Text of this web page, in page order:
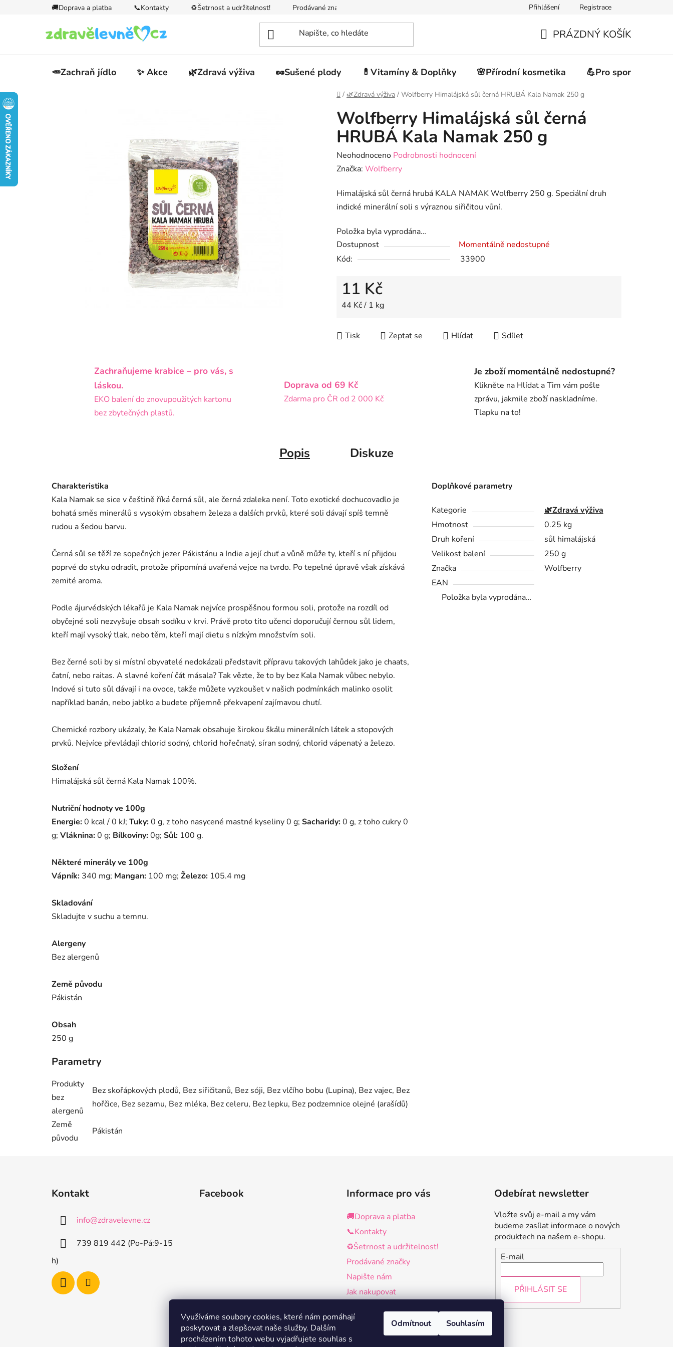
Využíváme soubory cookies, které nám pomáhají
poskytovat a zlepšovat naše služby. Dalším
procházením tohoto webu vyjadřujete souhlas s
Odmítnout Souhlasím
🚚Doprava a platba 📞Kontakty ♻️Šetrnost a udržitelnost! Prodávané značky Obchodní podmínky Podmínky ochrany osobních
Přihlášení Registrace
KOŠÍK
PRÁZDNÝ KOŠÍK
🥕Zachraň jídlo ✨ Akce 🌿Zdravá výživa 🥜Sušené plody 💊Vitamíny & Doplňky 🌸Přírodní kosmetika 💪Pro sportovce
Domů
/ 🌿Zdravá výživa / Wolfberry Himalájská sůl černá HRUBÁ Kala Namak 250 g
Wolfberry Himalájská sůl černá
HRUBÁ Kala Namak 250 g
Průměrné
hodnocení
je
0,0
5
hvězdiček.
Neohodnoceno Podrobnosti hodnocení
Značka: Wolfberry
Himalájská sůl černá hrubá KALA NAMAK Wolfberry 250 g. Speciální druh
indické minerální soli s výraznou siřičitou vůní.
Položka byla vyprodána…
Dostupnost
Momentálně nedostupné
Kód:
33900
11 Kč
Měrná cena:
44 Kč / 1 kg
Tisk Zeptat se Hlídat Sdílet
Zachraňujeme krabice – pro vás, s
láskou.
EKO balení do znovupoužitých kartonu
bez zbytečných plastů.
Doprava od 69 Kč
Zdarma pro ČR od 2 000 Kč
Je zboží momentálně nedostupné?
Klikněte na Hlídat a Tim vám pošle
zprávu, jakmile zboží naskladníme.
Tlapku na to!
Popis Diskuze
Charakteristika
Kala Namak se sice v češtině říká černá sůl, ale černá zdaleka není. Toto exotické dochucovadlo je
bohatá směs minerálů s vysokým obsahem železa a dalších prvků, které soli dávají spíš temně
rudou a šedou barvu.
Černá sůl se těží ze sopečných jezer Pákistánu a Indie a její chuť a vůně může ty, kteří s ní přijdou
poprvé do styku odradit, protože připomíná uvařená vejce na tvrdo. Po tepelné úpravě však získává
zemité aroma.
Podle ájurvédských lékařů je Kala Namak nejvíce prospěšnou formou soli, protože na rozdíl od
obyčejné soli nezvyšuje obsah sodíku v krvi. Právě proto tito učenci doporučují černou sůl lidem,
kteří mají vysoký tlak, nebo těm, kteří mají dietu s nízkým množstvím soli.
Bez černé soli by si místní obyvatelé nedokázali představit přípravu takových lahůdek jako je chaats,
čatní, nebo raitas. A slavné koření čát másala? Tak vězte, že to by bez Kala Namak vůbec nebylo.
Indové si tuto sůl dávají i na ovoce, takže můžete vyzkoušet v našich podmínkách malinko osolit
například banán, nebo jablko a budete příjemně překvapení zajímavou chutí.
Chemické rozbory ukázaly, že Kala Namak obsahuje širokou škálu minerálních látek a stopových
prvků. Nejvíce převládají chlorid sodný, chlorid hořečnatý, síran sodný, chlorid vápenatý a železo.
Složení
Himalájská sůl černá Kala Namak 100%.
Nutriční hodnoty ve 100g
Energie:0 kcal / 0 kJ; Tuky:0 g, z toho nasycené mastné kyseliny 0 g; Sacharidy:0 g, z toho cukry 0
g; Vláknina:0 g; Bílkoviny:0g; Sůl: 100 g.
Některé minerály ve 100g
Vápník: 340 mg; Mangan: 100 mg; Železo: 105.4 mg
Skladování
Skladujte v suchu a temnu.
Alergeny
Bez alergenů
Země původu
Pákistán
Obsah
250 g
Parametry
Produkty
bez
alergenů
Bez skořápkových plodů, Bez siřičitanů, Bez sóji, Bez vlčího bobu (Lupina), Bez vajec, Bez
hořčice, Bez sezamu, Bez mléka, Bez celeru, Bez lepku, Bez podzemnice olejné (arašídů)
Země
původu
Pákistán
Doplňkové parametry
Kategorie
🌿Zdravá výživa
Hmotnost
0.25 kg
Druh koření
sůl himalájská
Velikost balení
250 g
Značka
Wolfberry
EAN
Položka byla vyprodána…
Kontakt
info@zdravelevne.cz
739 819 442 (Po-Pá:9-15
h)
Facebook Informace pro vás
🚚Doprava a platba
📞Kontakty
♻️Šetrnost a udržitelnost!
Prodávané značky
Napište nám
Jak nakupovat
Podmínky ochrany osobních údajů
Využívání souborů cookies na
Odebírat newsletter
Vložte svůj e-mail a my vám
budeme zasílat informace o nových
produktech na našem e-shopu.
E-mail
PŘIHLÁSIT SE